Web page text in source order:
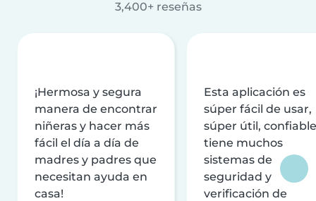
3,400+ reseñas
¡Hermosa y segura
manera de encontrar
niñeras y hacer más
fácil el día a día de
madres y padres que
necesitan ayuda en
casa!
Esta aplicación es
súper fácil de usar,
súper útil,
tiene muchos
sistemas de
seguridad y
verificación de